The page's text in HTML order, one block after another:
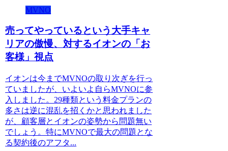
MVNO
売ってやっているという大手キャ
リアの傲慢、対するイオンの「お
客様」視点
イオンは今までMVNOの取り次ぎを行っ
ていましたが、いよいよ自らMVNOに参
入しました。29種類という料金プランの
多さは逆に混乱を招くかと思われました
が、顧客層とイオンの姿勢から問題無い
でしょう。特にMVNOで最大の問題とな
る契約後のアフタ...